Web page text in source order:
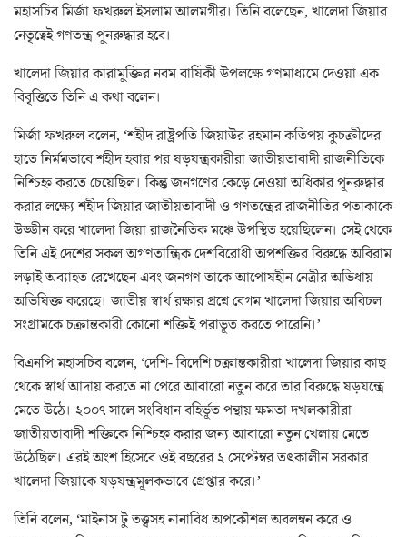
মহাসচিব মির্জা ফখরুল ইসলাম আলমগীর। তিনি বলেছেন, খালেদা জিয়ার
নেতৃত্বেই গণতন্ত্র পুনরুদ্ধার হবে।
খালেদা জিয়ার কারামুক্তির নবম বার্ষিকী উপলক্ষে গণমাধ্যমে দেওয়া এক
বিবৃত্তিতে তিনি এ কথা বলেন।
মির্জা ফখরুল বলেন, ‘শহীদ রাষ্ট্রপতি জিয়াউর রহমান কতিপয় কুচক্রীদের
হাতে নির্মমভাবে শহীদ হবার পর ষড়যন্ত্রকারীরা জাতীয়তাবাদী রাজনীতিকে
নিশ্চিহ্ন করতে চেয়েছিল। কিন্তু জনগণের কেড়ে নেওয়া অধিকার পূনরুদ্ধার
করার লক্ষ্যে শহীদ জিয়ার জাতীয়তাবাদী ও গণতন্ত্রের রাজনীতির পতাকাকে
উড্ডীন করে খালেদা জিয়া রাজনৈতিক মঞ্চে উপস্থিত হয়েছিলেন। সেই থেকে
তিনি এই দেশের সকল অগণতান্ত্রিক দেশবিরোধী অপশক্তির বিরুদ্ধে অবিরাম
লড়াই অব্যাহত রেখেছেন এবং জনগণ তাকে আপোষহীন নেত্রীর অভিধায়
অভিষিক্ত করেছে। জাতীয় স্বার্থ রক্ষার প্রশ্নে বেগম খালেদা জিয়ার অবিচল
সংগ্রামকে চক্রান্তকারী কোনো শক্তিই পরাভূত করতে পারেনি।’
বিএনপি মহাসচিব বলেন, ‘দেশি- বিদেশি চক্রান্তকারীরা খালেদা জিয়ার কাছ
থেকে স্বার্থ আদায় করতে না পেরে আবারো নতুন করে তার বিরুদ্ধে ষড়যন্ত্রে
মেতে উঠে। ২০০৭ সালে সংবিধান বহির্ভূত পন্থায় ক্ষমতা দখলকারীরা
জাতীয়তাবাদী শক্তিকে নিশ্চিহ্ন করার জন্য আবারো নতুন খেলায় মেতে
উঠেছিল। এরই অংশ হিসেবে ওই বছরের ২ সেপ্টেম্বর তৎকালীন সরকার
খালেদা জিয়াকে ষড়যন্ত্রমূলকভাবে গ্রেপ্তার করে।’
তিনি বলেন, ‘মাইনাস টু তত্ত্বসহ নানাবিধ অপকৌশল অবলম্বন করে ও